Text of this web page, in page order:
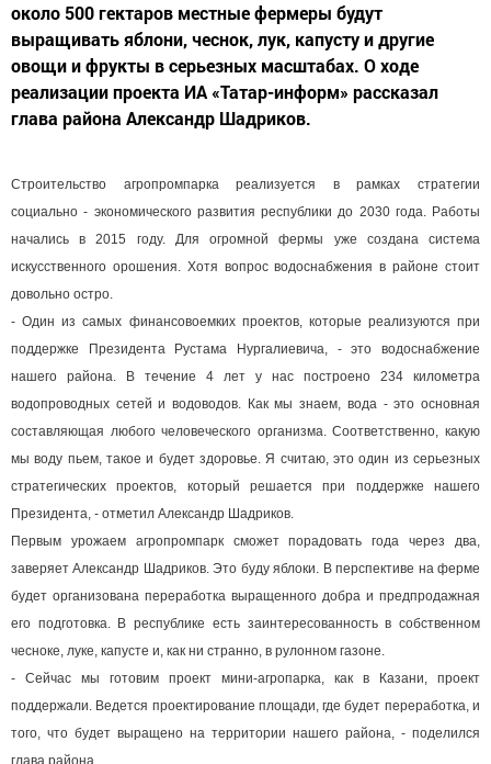
около 500 гектаров местные фермеры будут
выращивать яблони, чеснок, лук, капусту и другие
овощи и фрукты в серьезных масштабах. О ходе
реализации проекта ИА «Татар-информ» рассказал
глава района Александр Шадриков.
Строительство агропромпарка реализуется в рамках стратегии
социально - экономического развития республики до 2030 года. Работы
начались в 2015 году. Для огромной фермы уже создана система
искусственного орошения. Хотя вопрос водоснабжения в районе стоит
довольно остро.
- Один из самых финансовоемких проектов, которые реализуются при
поддержке Президента Рустама Нургалиевича, - это водоснабжение
нашего района. В течение 4 лет у нас построено 234 километра
водопроводных сетей и водоводов. Как мы знаем, вода - это основная
составляющая любого человеческого организма. Соответственно, какую
мы воду пьем, такое и будет здоровье. Я считаю, это один из серьезных
стратегических проектов, который решается при поддержке нашего
Президента, - отметил Александр Шадриков.
Первым урожаем агропромпарк сможет порадовать года через два,
заверяет Александр Шадриков. Это буду яблоки. В перспективе на ферме
будет организована переработка выращенного добра и предпродажная
его подготовка. В республике есть заинтересованность в собственном
чесноке, луке, капусте и, как ни странно, в рулонном газоне.
- Сейчас мы готовим проект мини-агропарка, как в Казани, проект
поддержали. Ведется проектирование площади, где будет переработка, и
того, что будет выращено на территории нашего района, - поделился